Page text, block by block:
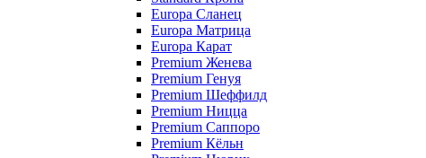
Europa Сланец
Europa Матрица
Europa Карат
Premium Женева
Premium Генуя
Premium Шеффилд
Premium Ницца
Premium Саппоро
Premium Кёльн